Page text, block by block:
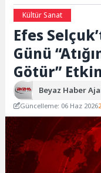
Kültür Sanat
Efes
Günü
Götür”
Beyaz Haber
Güncelleme: 06 Haz 2026